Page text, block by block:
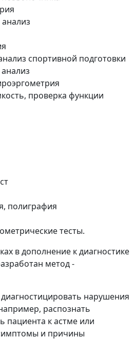
спортивной подготовки
проверка функции
полиграфия
тесты.
в дополнение к диагностике
метод -
нарушения
распознать
пациента к астме или
и причины